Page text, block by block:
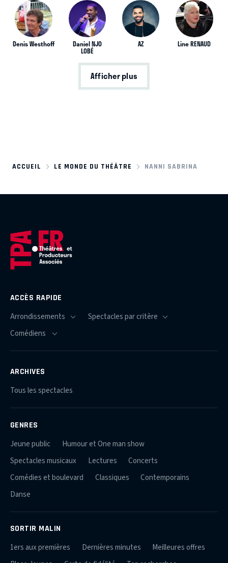
Denis Westhoff Daniel NJO
LOBÉ
AZ Line RENAUD
Afficher plus
ACCUEIL LE MONDE DU THÉÂTRE NANNI SABRINA
ACCÈS RAPIDE
ARCHIVES
Tous les spectacles
GENRES
Jeune public
Humour et One man show
Spectacles musicaux
Lectures
Concerts
Comédies et boulevard
Classiques
Contemporains
Danse
SORTIR MALIN
1ers aux premières Dernières minutes
Meilleures offres